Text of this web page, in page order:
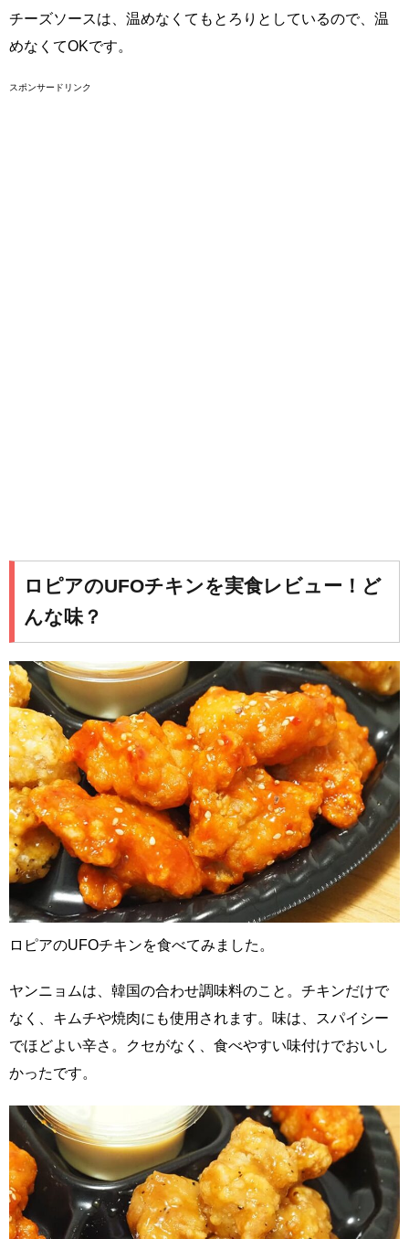
チーズソースは、温めなくてもとろりとしているので、温
めなくてOKです。
スポンサードリンク
ロピアのUFOチキンを実食レビュー！ど
んな味？
ロピアのUFOチキンを食べてみました。
ヤンニョムは、韓国の合わせ調味料のこと。チキンだけで
なく、キムチや焼肉にも使用されます。味は、スパイシー
でほどよい辛さ。クセがなく、食べやすい味付けでおいし
かったです。